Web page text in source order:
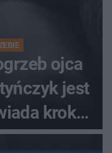
ojca
jest
kroki